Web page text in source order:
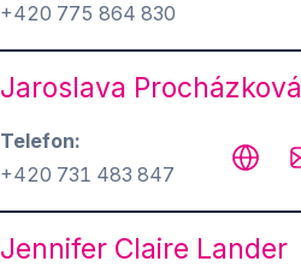
+420 775 864 830
Jaroslava Procházková
Telefon
+420 731 483 847
Jennifer Claire Lander